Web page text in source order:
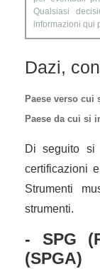
Qualsiasi
informazioni qui
Dazi,
Paese verso cui
Paese da cui si
Di seguito
certificazioni
Strumenti
strumenti.
- SPG
(SPGA)